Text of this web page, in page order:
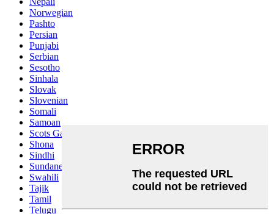
Norwegian
Pashto
Persian
Punjabi
Serbian
Sesotho
Sinhala
Slovak
Slovenian
Somali
Samoan
Scots Gaelic
Shona
Sindhi
Sundanese
Swahili
Tajik
Tamil
Telugu